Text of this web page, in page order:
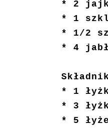
* 2
* 1
* 1/2
* 4
* 1
* 3
* 5